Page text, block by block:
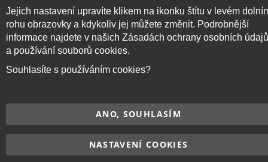
Přihlásit odběr
vyhrazena.
Jejich nastavení upravíte klikem na ikonku štítu v levém
rohu obrazovky a kdykoliv jej můžete změnit. Podrobnější
informace najdete v našich Zásadách ochrany osobních údajů
a používání souborů cookies.
Souhlasíte s používáním cookies?
ANO, SOUHLASÍM
NASTAVENÍ COOKIES